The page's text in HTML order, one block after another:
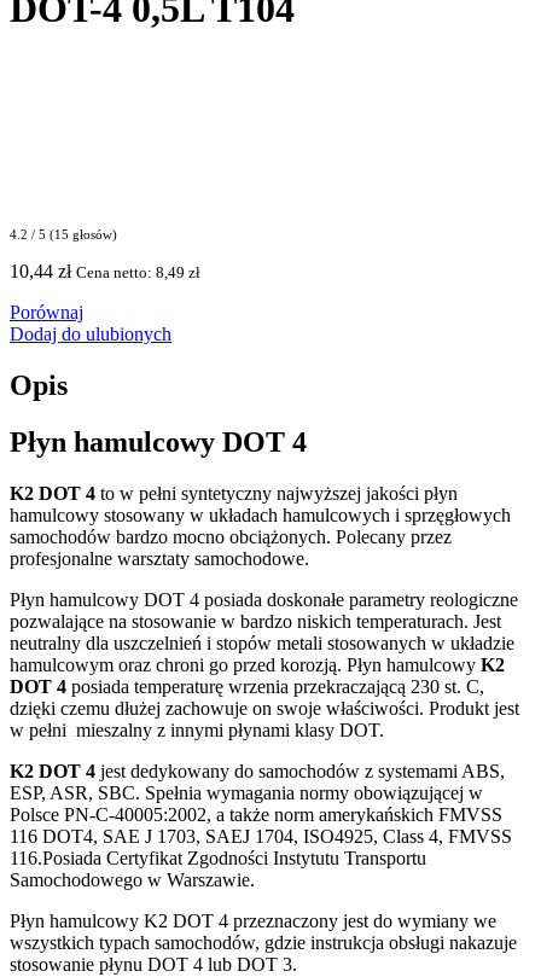
DOT-4 0,5L T104
4.2 / 5 (15 głosów)
10,44 zł Cena netto: 8,49 zł
Porównaj
Dodaj do ulubionych
Opis
Płyn hamulcowy DOT 4
K2 DOT 4 to w pełni syntetyczny najwyższej jakości płyn
hamulcowy stosowany w układach hamulcowych i sprzęgłowych
samochodów bardzo mocno obciążonych. Polecany przez
profesjonalne warsztaty samochodowe.
Płyn hamulcowy DOT 4 posiada doskonałe parametry reologiczne
pozwalające na stosowanie w bardzo niskich temperaturach. Jest
neutralny dla uszczelnień i stopów metali stosowanych w układzie
hamulcowym oraz chroni go przed korozją. Płyn hamulcowy K2
DOT 4 posiada temperaturę wrzenia przekraczającą 230 st. C,
dzięki czemu dłużej zachowuje on swoje właściwości. Produkt jest
w pełni mieszalny z innymi płynami klasy DOT.
K2 DOT 4 jest dedykowany do samochodów z systemami ABS,
ESP, ASR, SBC. Spełnia wymagania normy obowiązującej w
Polsce PN-C-40005:2002, a także norm amerykańskich FMVSS
116 DOT4, SAE J 1703, SAEJ 1704, ISO4925, Class 4, FMVSS
116.Posiada Certyfikat Zgodności Instytutu Transportu
Samochodowego w Warszawie.
Płyn hamulcowy K2 DOT 4 przeznaczony jest do wymiany we
wszystkich typach samochodów, gdzie instrukcja obsługi nakazuje
stosowanie płynu DOT 4 lub DOT 3.